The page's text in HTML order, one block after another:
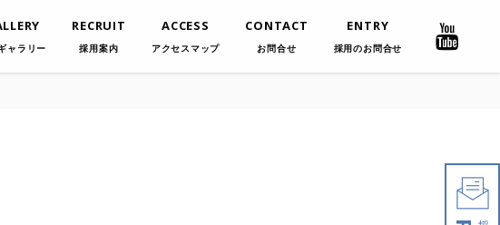
ャラリー
RECRUIT
採用案内
ACCESS
アクセスマップ
CONTACT
お問合せ
ENTRY
採用のお問合せ